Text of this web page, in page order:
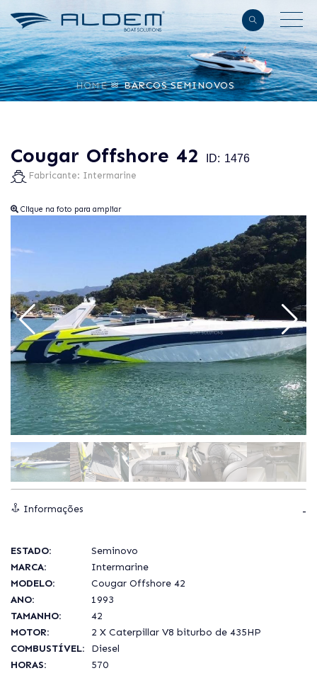
HOME BARCOS SEMINOVOS
×
Cougar Offshore 42 ID: 1476
Fabricante: Intermarine
Clique na foto para ampliar
Informações
ESTADO:
Seminovo
MARCA:
Intermarine
MODELO:
Cougar Offshore 42
ANO:
1993
TAMANHO:
42
MOTOR:
2 X Caterpillar V8 biturbo de 435HP
COMBUSTÍVEL:
Diesel
HORAS:
570